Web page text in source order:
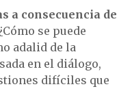
a consecuencia de
se puede
adalid de la
en el diálogo,
difíciles que